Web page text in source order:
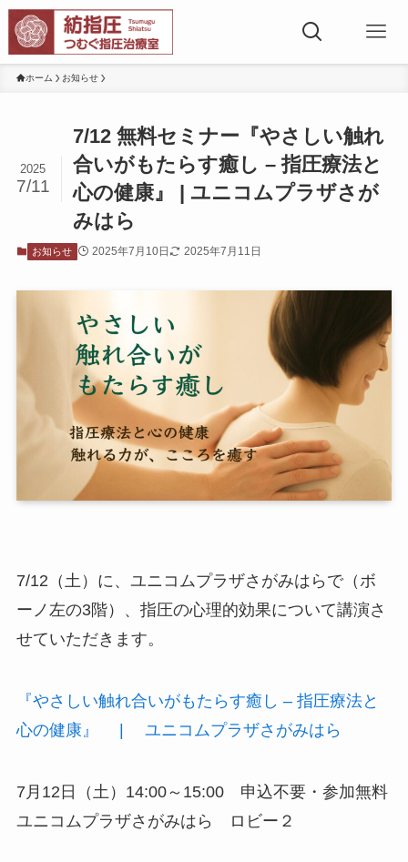
ホーム お知らせ
7/12 無料セミナー『やさしい触れ
合いがもたらす癒し – 指圧療法と
心の健康』 | ユニコムプラザさが
みはら
2025
7/11
お知らせ 2025年7月10日 2025年7月11日
7/12（土）に、ユニコムプラザさがみはらで（ボ
ーノ左の3階）、指圧の心理的効果について講演さ
せていただきます。
『やさしい触れ合いがもたらす癒し – 指圧療法と
心の健康』 | ユニコムプラザさがみはら
7月12日（土）14:00～15:00 申込不要・参加無料
ユニコムプラザさがみはら ロビー２